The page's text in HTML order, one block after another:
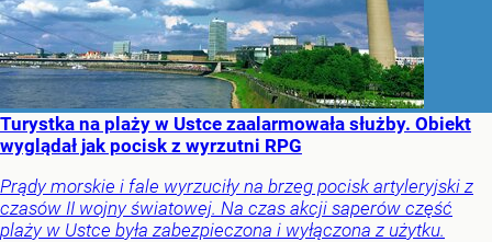
Turystka na plaży w Ustce zaalarmowała służby. Obiekt
wyglądał jak pocisk z wyrzutni RPG
Prądy morskie i fale wyrzuciły na brzeg pocisk artyleryjski z
czasów II wojny światowej. Na czas akcji saperów część
plaży w Ustce była zabezpieczona i wyłączona z użytku.